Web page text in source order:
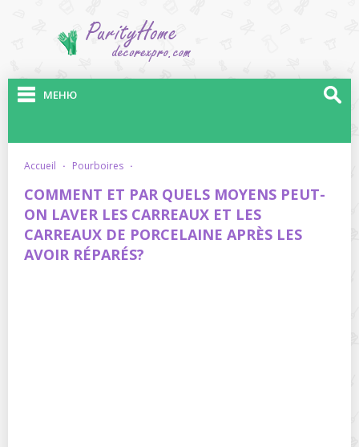
МЕНЮ
accueil · pourboires ·
COMMENT ET PAR QUELS MOYENS PEUT-
ON LAVER LES CARREAUX ET LES
CARREAUX DE PORCELAINE APRÈS LES
AVOIR RÉPARÉS?